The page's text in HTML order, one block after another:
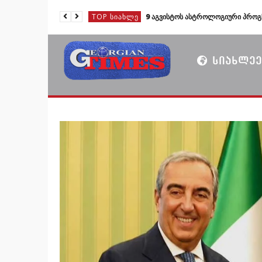
TOP ᲡᲘᲐᲮᲚᲔ 9 აგვისტოს ასტროლოგიური
TOP ᲡᲘᲐᲮᲚᲔ
TOP ᲡᲘᲐᲮᲚᲔ
TOP ᲡᲘᲐᲮᲚᲔ